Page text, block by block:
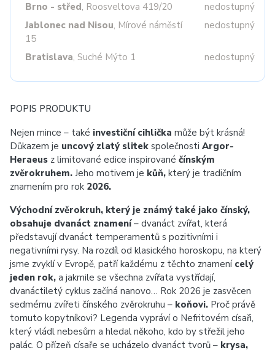
Brno - střed, Roosveltova 419/20
nedostupný
Jablonec nad Nisou, Mírové náměstí
15
nedostupný
Bratislava, Suché Mýto 1 nedostupný
POPIS PRODUKTU
Nejen mince – také investiční cihlička může být krásná!
Důkazem je uncový zlatý slitek společnosti Argor-
Heraeus z limitované edice inspirované čínským
zvěrokruhem. Jeho motivem je kůň, který je tradičním
znamením pro rok 2026.
Východní zvěrokruh, který je známý také jako čínský,
obsahuje dvanáct znamení– dvanáct zvířat, která
představují dvanáct temperamentů s pozitivními i
negativními rysy. Na rozdíl od klasického horoskopu, na který
jsme zvyklí v Evropě, patří každému z těchto znamení celý
jeden rok, a jakmile se všechna zvířata vystřídají,
dvanáctiletý cyklus začíná nanovo… Rok 2026 je zasvěcen
sedmému zvířeti čínského zvěrokruhu – koňovi. Proč právě
tomuto kopytníkovi? Legenda vypráví o Nefritovém císaři,
který vládl nebesům a hledal někoho, kdo by střežil jeho
palác. O přízeň císaře se ucházelo dvanáct tvorů – krysa,